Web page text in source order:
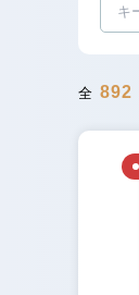
全 892